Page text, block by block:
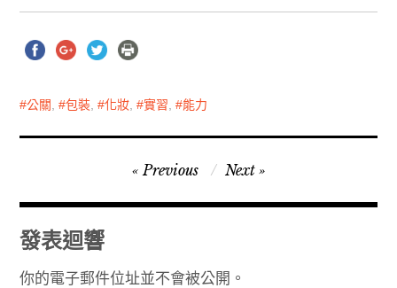
公關 , 包裝 , 化妝 , 實習 , 能力
章
導
覽
Previous Next
發表迴響
你的電子郵件位址並不會被公開。